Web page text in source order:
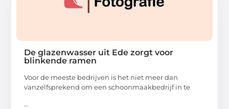
De glazenwasser uit Ede zorgt voor
blinkende ramen
Voor de meeste bedrijven is het niet meer dan
vanzelfsprekend om een schoonmaakbedrijf in te
...